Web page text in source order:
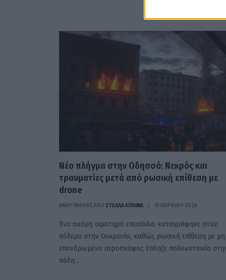
Νέο πλήγμα στην Οδησσό: Νεκρός και
τραυματίες μετά από ρωσική επίθεση με
drone
ΑΝΑΡΤΗΘΗΚΕ ΑΠΟ ΣΤΈΛΛΑ ΛΊΤΑΙΝΑ 15 ΑΠΡΙΛΊΟΥ 2026
Ένα ακόμη αιματηρό επεισόδιο καταγράφηκε στον
πόλεμο στην Ουκρανία, καθώς ρωσική επίθεση με μη
επανδρωμένο αεροσκάφος έπληξε πολυκατοικία
πόλη…